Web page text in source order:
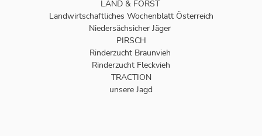
LAND & FORST
Landwirtschaftliches Wochenblatt Österreich
Niedersächsicher Jäger
PIRSCH
Rinderzucht Braunvieh
Rinderzucht Fleckvieh
TRACTION
unsere Jagd